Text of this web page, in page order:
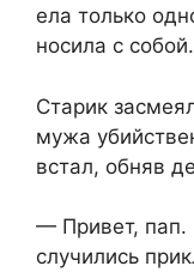
ела только
носила с собой.
Старик
мужа
встал, обняв
— Привет, пап.
случились